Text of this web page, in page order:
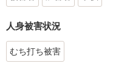
人身被害状況
むち打ち被害